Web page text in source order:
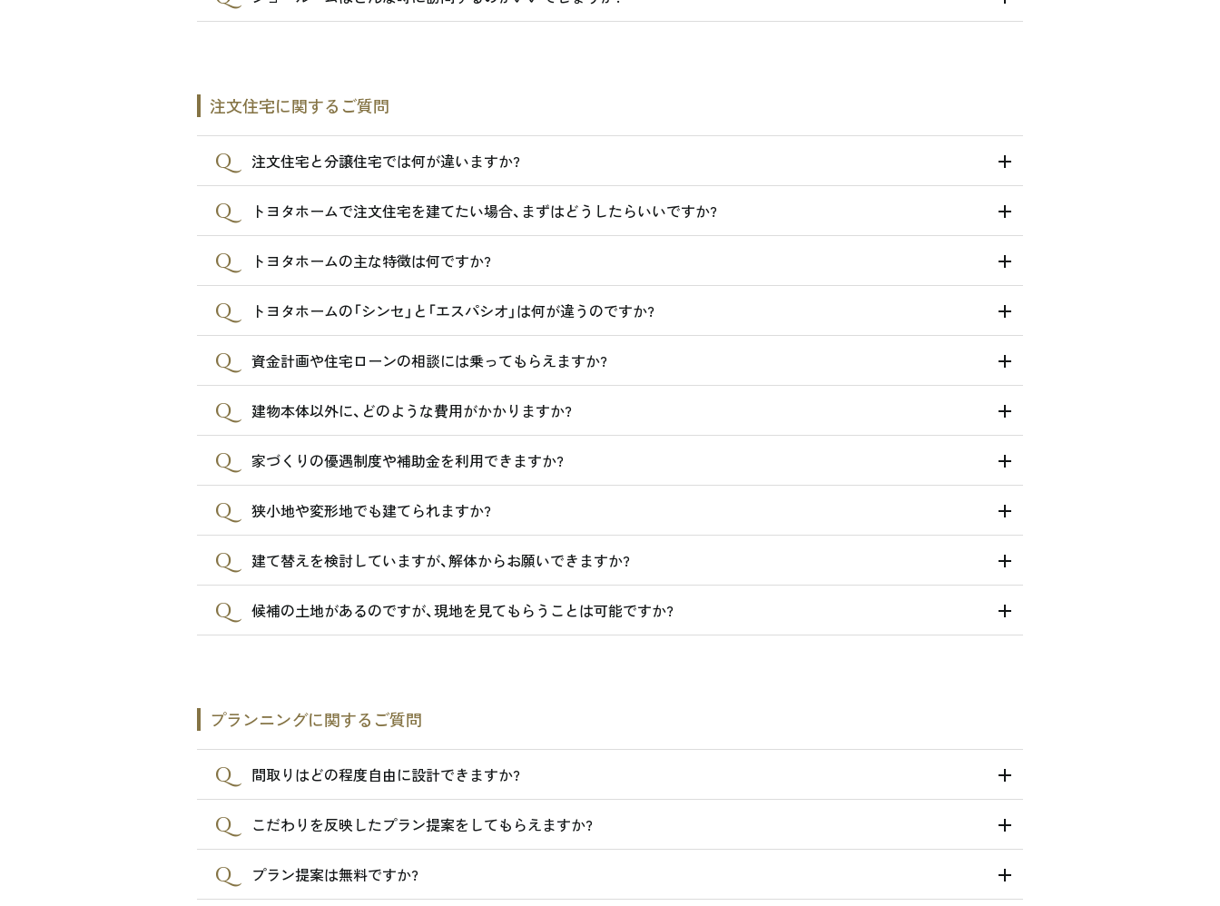
注文住宅に関するご質問
注文住宅と分譲住宅では何が違いますか?
トヨタホームで注文住宅を建てたい場合、まずはどうしたらいいですか?
トヨタホームの主な特徴は何ですか?
トヨタホームの「シンセ」と「エスパシオ」は何が違うのですか?
資金計画や住宅ローンの相談には乗ってもらえますか?
建物本体以外に、どのような費用がかかりますか?
家づくりの優遇制度や補助金を利用できますか?
狭小地や変形地でも建てられますか?
建て替えを検討していますが、解体からお願いできますか?
候補の土地があるのですが、現地を見てもらうことは可能ですか?
プランニングに関するご質問
間取りはどの程度自由に設計できますか?
こだわりを反映したプラン提案をしてもらえますか?
プラン提案は無料ですか?